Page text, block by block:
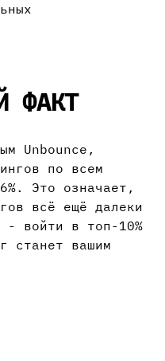
ФАКТ
Unbounce,
по всем
Это означает,
всё ещё далеки
- войти в топ-10%
станет вашим